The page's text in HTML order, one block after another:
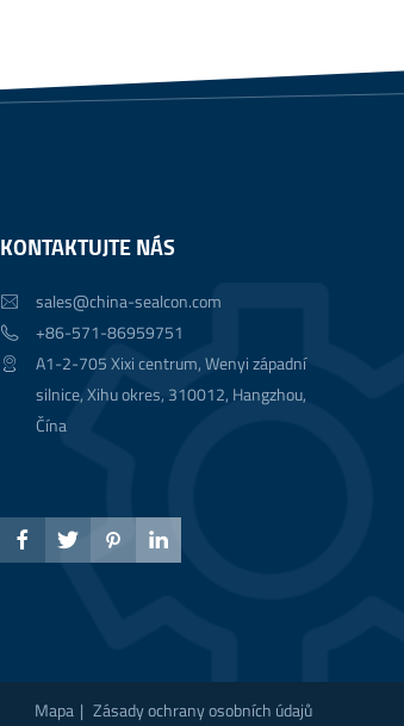
KONTAKTUJTE NÁS
 sales@china-sealcon.com
 +86-571-86959751

A1-2-705 Xixi centrum, Wenyi západní
silnice, Xihu okres, 310012, Hangzhou,
Čína
   
Mapa | Zásady ochrany osobních údajů